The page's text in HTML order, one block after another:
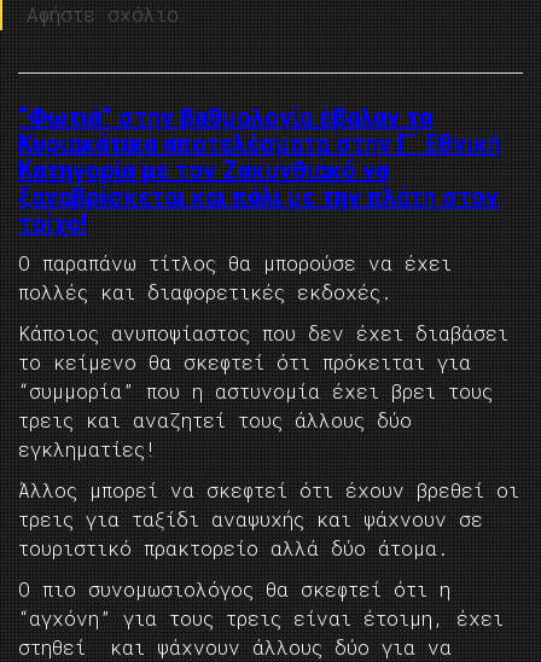
Αφήστε σχόλιο
“Φωτιά” στην βαθμολογία έβαλαν τα
Κυριακάτικα αποτελέσματα στην Γ΄ Εθνική
Κατηγορία με τον Ζακυνθιακό να
ξαναβρίσκεται και πάλι με την πλάτη στον
τοίχο!
Ο παραπάνω τίτλος θα μπορούσε να έχει
πολλές και διαφορετικές εκδοχές.
Κάποιος ανυποψίαστος που δεν έχει διαβάσει
το κείμενο θα σκεφτεί ότι πρόκειται για
“συμμορία” που η αστυνομία έχει βρει τους
τρεις και αναζητεί τους άλλους δύο
εγκληματίες!
Άλλος μπορεί να σκεφτεί ότι έχουν βρεθεί οι
τρεις για ταξίδι αναψυχής και ψάχνουν σε
τουριστικό πρακτορείο αλλά δύο άτομα.
Ο πιο συνομωσιολόγος θα σκεφτεί ότι η
“αγχόνη” για τους τρεις είναι έτοιμη, έχει
στηθεί και ψάχνουν άλλους δύο για να